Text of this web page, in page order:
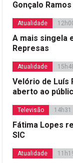
Gonçalo
Atualidade
A mais singela
Represas
Atualidade
Velório de Luís
aberto ao
Televisão 14h31
Fátima Lopes
SIC
Atualidade